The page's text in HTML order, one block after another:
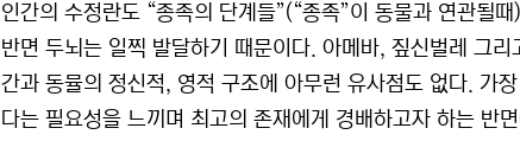
인간의 수정란도 “종족의 단계들”(“종족”이 동물과 연관될
반면 두뇌는 일찍 발달하기 때문이다. 아메바, 짚신벌레 그
간과 동뮬의 정신적, 영적 구조에 아무런 유사점도 없다. 가
다는 필요성을 느끼며 최고의 존재에게 경배하고자 하는 반